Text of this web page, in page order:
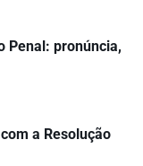
Penal: pronúncia,
a Resolução